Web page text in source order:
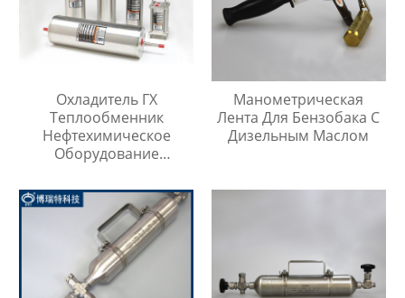
Охладитель ГХ
Теплообменник
Нефтехимическое
Оборудование
Манометрическая
Лента Для Бензобака С
Дизельным Маслом